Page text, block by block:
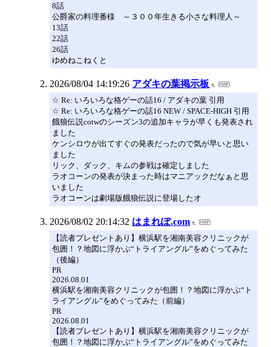
8話
公爵家の料理番様 ～３００年生きる小さな料理人～
13話
22話
26話
ゆめねこねくと
2026/08/04 14:19:26 アダキの葉掲示板
☆ Re: いろいろな格ゲーの話16 / アダキの葉 引用
☆ Re: いろいろな格ゲーの話16 NEW / SPACE-HIGH 引用
餓狼伝説cotwのシーズン3の追加キャラが早くも発表され
ました
ケンシロウが出てすぐの発表だったので気が早いと思い
ました
リック、ダック、キムの参戦は確定しました
ラオコーンの発表が決まった時はマニアックだなぁと思
いました
ラオコーンは劇場版餓狼伝説に登場したオ
2026/08/02 20:14:32 はまれぽ.com
【読者プレゼントあり】横浜駅を湘南美容クリニックが
包囲！？地図に浮かぶ“トライアングル”をめぐってみた
（後編）
PR
2026.08.01
横浜駅を湘南美容クリニックが包囲！？地図に浮かぶ“ト
ライアングル”をめぐってみた（前編）
PR
2026.08.01
【読者プレゼントあり】横浜駅を湘南美容クリニックが
包囲！？地図に浮かぶ“トライアングル”をめぐってみた